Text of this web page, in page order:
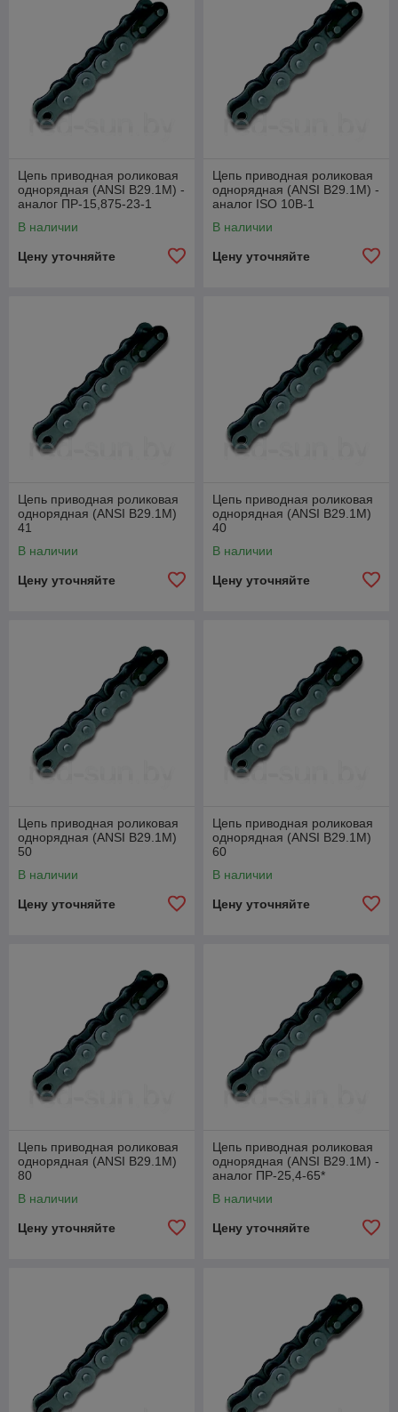
Цепь приводная роликовая
однорядная (ANSI B29.1M) -
аналог ПР-15,875-23-1
В наличии
Цену уточняйте
Цепь приводная роликовая
однорядная (ANSI B29.1M) -
аналог ISO 10В-1
В наличии
Цену уточняйте
Цепь приводная роликовая
однорядная (ANSI B29.1M)
41
В наличии
Цену уточняйте
Цепь приводная роликовая
однорядная (ANSI B29.1M)
40
В наличии
Цену уточняйте
Цепь приводная роликовая
однорядная (ANSI B29.1M)
50
В наличии
Цену уточняйте
Цепь приводная роликовая
однорядная (ANSI B29.1M)
60
В наличии
Цену уточняйте
Цепь приводная роликовая
однорядная (ANSI B29.1M)
80
В наличии
Цену уточняйте
Цепь приводная роликовая
однорядная (ANSI B29.1M) -
аналог ПР-25,4-65*
В наличии
Цену уточняйте